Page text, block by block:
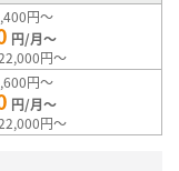
円～
円/月～
円～
円～
円/月～
円～